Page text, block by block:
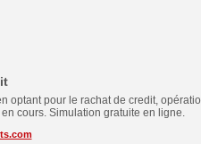
optant pour le rachat de credit,
cours. Simulation gratuite en ligne.